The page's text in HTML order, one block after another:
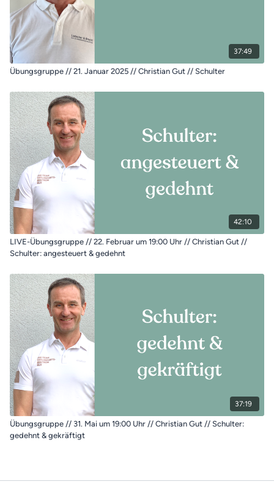
37:49
Übungsgruppe // 21. Januar 2025 // Christian Gut // Schulter
42:10
LIVE-Übungsgruppe // 22. Februar um 19:00 Uhr // Christian Gut //
Schulter: angesteuert & gedehnt
37:19
Übungsgruppe // 31. Mai um 19:00 Uhr // Christian Gut // Schulter:
gedehnt & gekräftigt